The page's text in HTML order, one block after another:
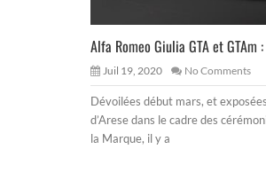
Alfa Romeo Giulia GTA et GTAm :
Juil 19, 2020 No Comments
Dévoilées début mars, et
d’Arese dans le cadre des
la Marque, il y a